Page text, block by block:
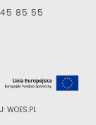
85 55
WOES.PL